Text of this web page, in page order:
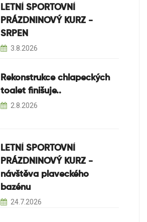
LETNÍ SPORTOVNÍ
PRÁZDNINOVÝ KURZ -
SRPEN
3.8.2026
Rekonstrukce chlapeckých
toalet finišuje..
2.8.2026
LETNÍ SPORTOVNÍ
PRÁZDNINOVÝ KURZ -
návštěva plaveckého
bazénu
24.7.2026